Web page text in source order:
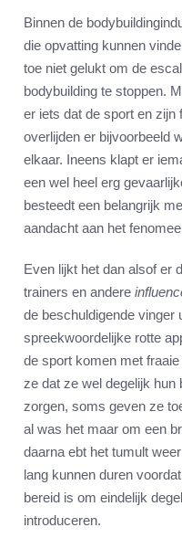
Binnen de
die opvatting kunnen
toe niet gelukt om de
bodybuilding te stoppen.
er iets dat de sport en
overlijden er bijvoorbeeld
elkaar. Ineens klapt er
een wel heel erg
besteedt een belangrijk
aandacht aan het
Even lijkt het dan alsof er
trainers en andere
de beschuldigende vinger
spreekwoordelijke rotte
de sport komen met
ze dat ze wel degelijk hun
zorgen, soms geven ze
al was het maar om een
daarna ebt het tumult
lang kunnen duren
bereid is om eindelijk
introduceren.